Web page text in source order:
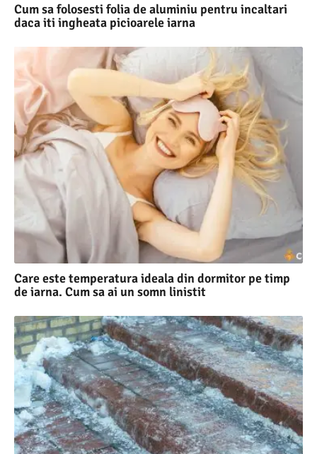
Cum sa folosesti folia de aluminiu pentru incaltari
daca iti ingheata picioarele iarna
Care este temperatura ideala din dormitor pe timp
de iarna. Cum sa ai un somn linistit